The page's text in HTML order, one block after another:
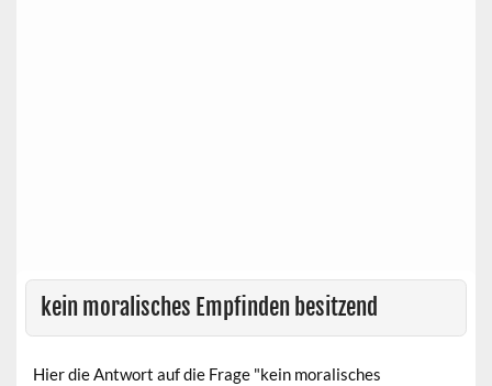
kein moralisches Empfinden besitzend
Hier die Antwort auf die Frage "kein moralisches